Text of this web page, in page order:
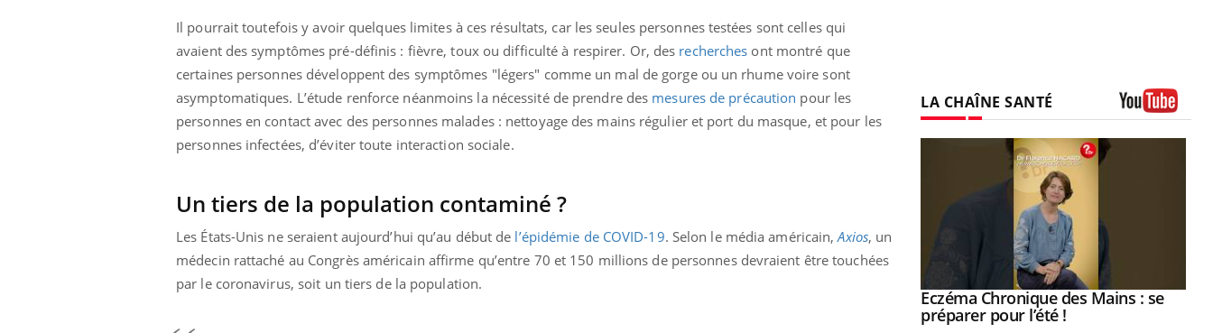
Il pourrait toutefois y avoir quelques limites à ces résultats, car les seules personnes testées sont celles qui
avaient des symptômes pré-définis : fièvre, toux ou difficulté à respirer. Or, des recherches ont montré que
certaines personnes développent des symptômes "légers" comme un mal de gorge ou un rhume voire sont
asymptomatiques. L’étude renforce néanmoins la nécessité de prendre des mesures de précaution pour les
personnes en contact avec des personnes malades : nettoyage des mains régulier et port du masque, et pour les
personnes infectées, d’éviter toute interaction sociale.
Un tiers de la population contaminé ?
Les États-Unis ne seraient aujourd’hui qu’au début de l’épidémie de COVID-19. Selon le média américain,Axios, un
médecin rattaché au Congrès américain affirme qu’entre 70 et 150 millions de personnes devraient être touchées
par le coronavirus, soit un tiers de la population.
LA CHAÎNE SANTÉ
Eczéma Chronique des Mains : Youtube
Carence en fer : comprendre pour Youtube
Eczéma Chronique des Mains : se
préparer pour l’été !Youtube